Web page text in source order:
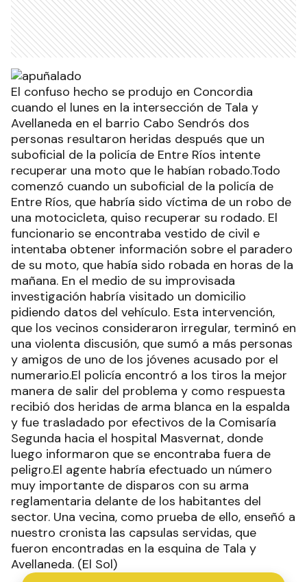
El confuso hecho se produjo en Concordia
cuando el lunes en la intersección de Tala y
Avellaneda en el barrio Cabo Sendrós dos
personas resultaron heridas después que un
suboficial de la policía de Entre Ríos intente
recuperar una moto que le habían robado.Todo
comenzó cuando un suboficial de la policía de
Entre Ríos, que habría sido víctima de un robo de
una motocicleta, quiso recuperar su rodado. El
funcionario se encontraba vestido de civil e
intentaba obtener información sobre el paradero
de su moto, que había sido robada en horas de la
mañana. En el medio de su improvisada
investigación habría visitado un domicilio
pidiendo datos del vehículo. Esta intervención,
que los vecinos consideraron irregular, terminó en
una violenta discusión, que sumó a más personas
y amigos de uno de los jóvenes acusado por el
numerario.El policía encontró a los tiros la mejor
manera de salir del problema y como respuesta
recibió dos heridas de arma blanca en la espalda
y fue trasladado por efectivos de la Comisaría
Segunda hacia el hospital Masvernat, donde
luego informaron que se encontraba fuera de
peligro.El agente habría efectuado un número
muy importante de disparos con su arma
reglamentaria delante de los habitantes del
sector. Una vecina, como prueba de ello, enseñó a
nuestro cronista las capsulas servidas, que
fueron encontradas en la esquina de Tala y
Avellaneda. (El Sol)